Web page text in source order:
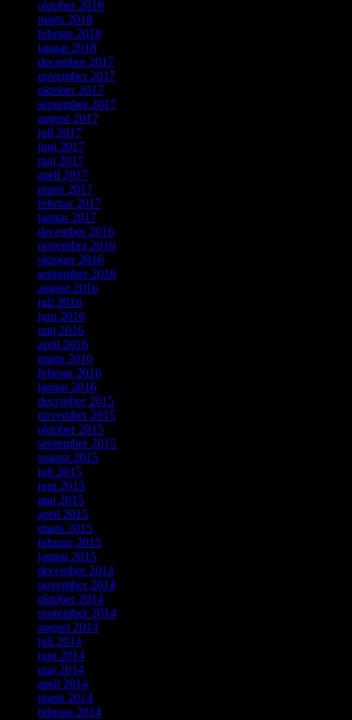
oktober 2018
marts 2018
februar 2018
januar 2018
december 2017
november 2017
oktober 2017
september 2017
august 2017
juli 2017
juni 2017
maj 2017
april 2017
marts 2017
februar 2017
januar 2017
december 2016
november 2016
oktober 2016
september 2016
august 2016
juli 2016
juni 2016
maj 2016
april 2016
marts 2016
februar 2016
januar 2016
december 2015
november 2015
oktober 2015
september 2015
august 2015
juli 2015
juni 2015
maj 2015
april 2015
marts 2015
februar 2015
januar 2015
december 2014
november 2014
oktober 2014
september 2014
august 2014
juli 2014
juni 2014
maj 2014
april 2014
marts 2014
februar 2014